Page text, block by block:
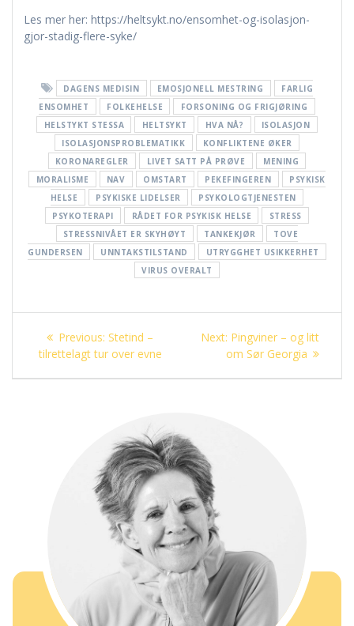
Les mer her: https://heltsykt.no/ensomhet-og-isolasjon-
gjor-stadig-flere-syke/
DAGENS MEDISIN EMOSJONELL MESTRING
FARLIG
ENSOMHET
FOLKEHELSE
FORSONING OG FRIGJØRING
HELSTYKT STESSA
HELTSYKT HVA NÅ?
ISOLASJON
ISOLASJONSPROBLEMATIKK
KONFLIKTENE ØKER
KORONAREGLER
LIVET SATT PÅ PRØVE
MENING
MORALISME
NAV OMSTART PEKEFINGEREN
PSYKISK
HELSE
PSYKISKE LIDELSER
PSYKOLOGTJENESTEN
PSYKOTERAPI
RÅDET FOR PSYKISK HELSE
STRESS
STRESSNIVÅET ER SKYHØYT
TANKEKJØR
TOVE
GUNDERSEN
UNNTAKSTILSTAND
UTRYGGHET USIKKERHET
VIRUS OVERALT
Innleggsnavigasjon
Previous: Previous
post:
Stetind –
tilrettelagt tur over evne
Next: Next
post:
Pingviner – og litt
om Sør Georgia